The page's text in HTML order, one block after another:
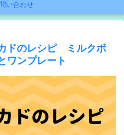
い合わせ
ドのレシピ ミルクボ
ワンプレート